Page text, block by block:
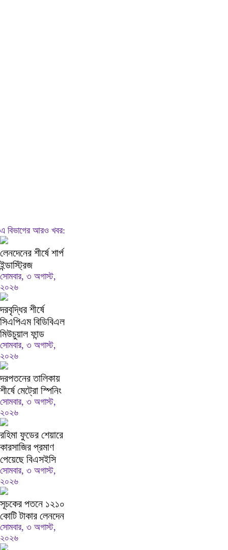
এ বিভাগের আরও খবর:
লেনদেনের শীর্ষে শার্প
ইন্ডাস্ট্রিজ
সোমবার, ৩ অগাস্ট,
২০২৬
দরবৃদ্ধির শীর্ষে
সিএপিএম বিডিবিএল
মিউচুয়াল ফান্ড
সোমবার, ৩ অগাস্ট,
২০২৬
দরপতনের তালিকায়
শীর্ষে মেট্রো স্পিনিং
সোমবার, ৩ অগাস্ট,
২০২৬
রহিমা ফুডের শেয়ারে
কারসাজির প্রমাণ
পেয়েছে বিএসইসি
সোমবার, ৩ অগাস্ট,
২০২৬
সূচকের পতনে ১২১০
কোটি টাকার লেনদেন
সোমবার, ৩ অগাস্ট,
২০২৬